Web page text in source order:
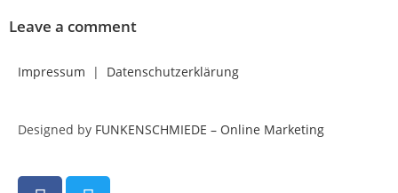
Leave a comment
Impressum | Datenschutzerklärung
Designed by FUNKENSCHMIEDE – Online Marketing